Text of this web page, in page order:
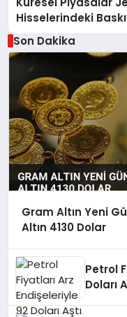
Hisselerindeki
Son Dakika
Gram Altın Yeni
Altın 4130 Dolar
Petrol
Doları